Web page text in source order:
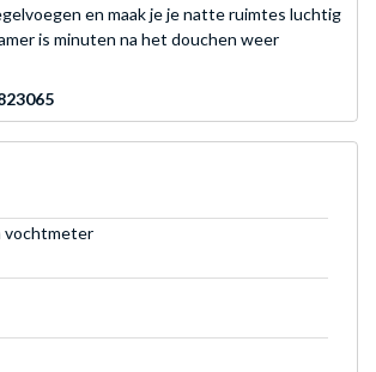
en maak je je natte ruimtes luchtig
is minuten na het douchen weer
vochtmeter